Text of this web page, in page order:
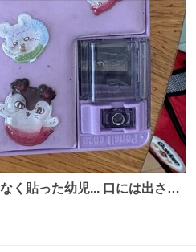
く貼った幼児... 口には出さぬ
く.....ッ